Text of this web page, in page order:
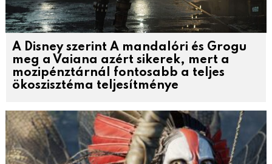
A Disney szerint A mandalóri és Grogu
meg a Vaiana azért sikerek, mert a
mozipénztárnál fontosabb a teljes
ökoszisztéma teljesítménye